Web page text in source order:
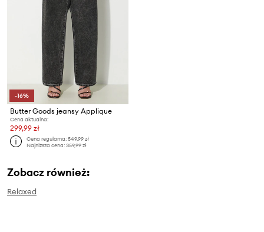
-16%
Butter Goods jeansy Applique
Cena aktualna:
299,99 zł
Cena regularna:549,99 zł
Najniższa cena:359,99 zł
Zobacz również:
Relaxed